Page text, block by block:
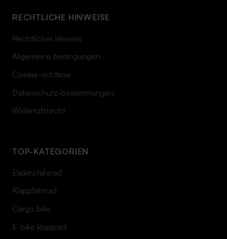
RECHTLICHE HINWEISE
Rechtlicher Hinweis
Allgemeine bedingungen
Cookie-richtlinie
Datenschutz-bestimmungen
Widerrufsrecht
TOP-KATEGORIEN
Elektrofahrrad
Klappfahrrad
Cargo bike
E-bike klapprad